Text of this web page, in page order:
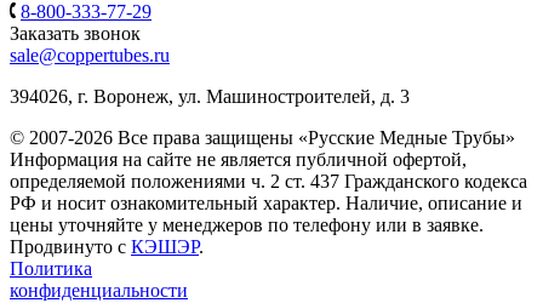
8-800-333-77-29
Заказать звонок
sale@coppertubes.ru
394026, г. Воронеж, ул. Машиностроителей, д. 3
© 2007-2026 Все права защищены «Русские Медные Трубы»
Информация на сайте не является публичной офертой,
определяемой положениями ч. 2 ст. 437 Гражданского кодекса
РФ и носит ознакомительный характер. Наличие, описание и
цены уточняйте у менеджеров по телефону или в заявке.
Продвинуто с КЭШЭР.
Политика
конфиденциальности